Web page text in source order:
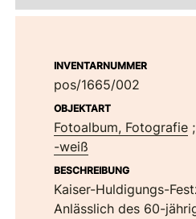
INVENTARNUMMER
pos/1665/002
OBJEKTART
Fotoalbum, Fotografie ;
-weiß
BESCHREIBUNG
Kaiser-Huldigungs-
Anlässlich des 60-